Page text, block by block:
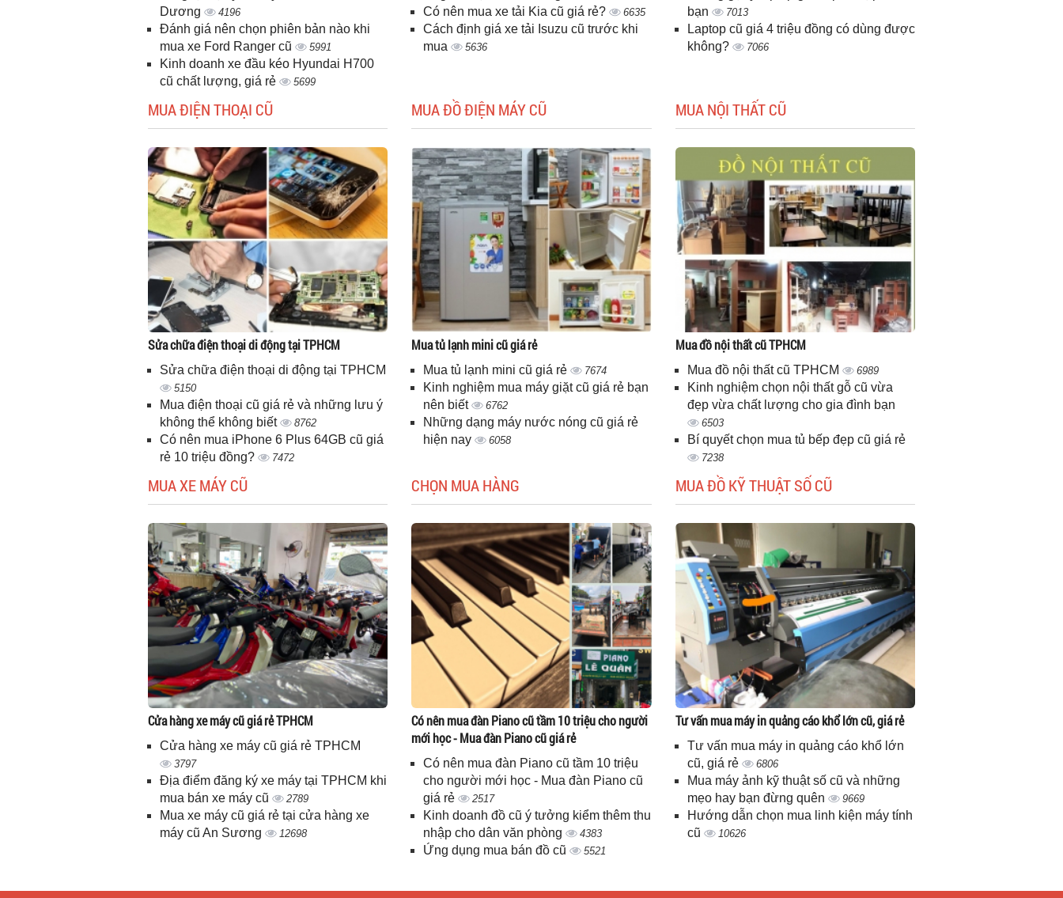
Dương
4196
Đánh giá nên chọn phiên bản nào khi
mua xe Ford Ranger cũ
5991
Kinh doanh xe đầu kéo Hyundai H700
cũ chất lượng, giá rẻ
5699
Có nên mua xe tải Kia cũ giá rẻ? 6635
Cách định giá xe tải Isuzu cũ trước khi
mua
5636
bạn
7013
Laptop cũ giá 4 triệu đồng có dùng được
không?
7066
MUA ĐIỆN THOẠI CŨ
Sửa chữa điện thoại di động tại TPHCM
Sửa chữa điện thoại di động tại TPHCM
5150
Mua điện thoại cũ giá rẻ và những lưu ý
không thể không biết
8762
Có nên mua iPhone 6 Plus 64GB cũ giá
rẻ 10 triệu đồng?
7472
MUA ĐỒ ĐIỆN MÁY CŨ
Mua tủ lạnh mini cũ giá rẻ
Mua tủ lạnh mini cũ giá rẻ 7674
Kinh nghiệm mua máy giặt cũ giá rẻ bạn
nên biết
6762
Những dạng máy nước nóng cũ giá rẻ
hiện nay
6058
MUA NỘI THẤT CŨ
Mua đồ nội thất cũ TPHCM
Mua đồ nội thất cũ TPHCM 6989
Kinh nghiệm chọn nội thất gỗ cũ vừa
đẹp vừa chất lượng cho gia đình bạn
6503
Bí quyết chọn mua tủ bếp đẹp cũ giá rẻ
7238
MUA XE MÁY CŨ
Cửa hàng xe máy cũ giá rẻ TPHCM
Cửa hàng xe máy cũ giá rẻ TPHCM
3797
Địa điểm đăng ký xe máy tại TPHCM khi
mua bán xe máy cũ
2789
Mua xe máy cũ giá rẻ tại cửa hàng xe
máy cũ An Sương
12698
CHỌN MUA HÀNG
Có nên mua đàn Piano cũ tầm 10 triệu cho người
mới học - Mua đàn Piano cũ giá rẻ
Có nên mua đàn Piano cũ tầm 10 triệu
cho người mới học - Mua đàn Piano cũ
giá rẻ
2517
Kinh doanh đồ cũ ý tưởng kiểm thêm thu
nhập cho dân văn phòng
4383
Ứng dụng mua bán đồ cũ 5521
MUA ĐỒ KỸ THUẬT SỐ CŨ
Tư vấn mua máy in quảng cáo khổ lớn cũ, giá rẻ
Tư vấn mua máy in quảng cáo khổ lớn
cũ, giá rẻ
6806
Mua máy ảnh kỹ thuật số cũ và những
mẹo hay bạn đừng quên
9669
Hướng dẫn chọn mua linh kiện máy tính
cũ
10626